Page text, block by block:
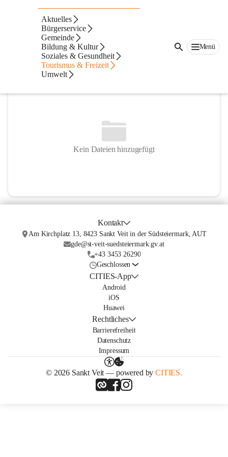
Aktuelles
Bürgerservice
Gemeinde
Bildung & Kultur
Soziales & Gesundheit
Tourismus & Freizeit
Umwelt
Menü
Katholische Männerbewegung
@katholische-mannerbewegung
Pfarre, Verein
In CITIES öffnen
Kein Dateien hinzugefügt
Kontakt
Am Kirchplatz 13, 8423 Sankt Veit in der Südsteiermark, AUT
gde@st-veit-suedsteiermark.gv.at
+43 3453 26290
Geschlossen
CITIES-App
Android
iOS
Huawei
Rechtliches
Barrierefreiheit
Datenschutz
Impressum
© 2026 Sankt Veit — powered byCITIES.